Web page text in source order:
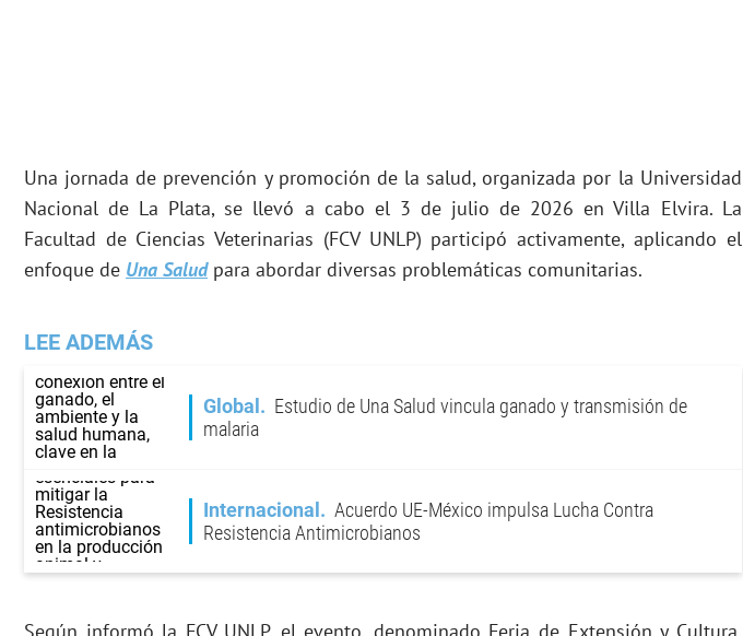
Una jornada de prevención y promoción de la salud, organizada por la Universidad
Nacional de La Plata, se llevó a cabo el 3 de julio de 2026 en Villa Elvira. La
Facultad de Ciencias Veterinarias (FCV UNLP) participó activamente, aplicando el
enfoque de Una Saludpara abordar diversas problemáticas comunitarias.
LEE ADEMÁS
Global
Estudio de Una Salud vincula ganado y transmisión de
malaria
Internacional
Acuerdo UE-México impulsa Lucha Contra
Resistencia Antimicrobianos